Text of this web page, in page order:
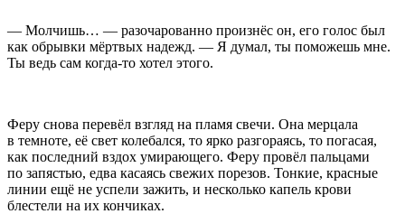
— Молчишь… — разочарованно произнёс он, его голос был
как обрывки мёртвых надежд. — Я думал, ты поможешь мне.
Ты ведь сам когда-то хотел этого.
Феру снова перевёл взгляд на пламя свечи. Она мерцала
в темноте, её свет колебался, то ярко разгораясь, то погасая,
как последний вздох умирающего. Феру провёл пальцами
по запястью, едва касаясь свежих порезов. Тонкие, красные
линии ещё не успели зажить, и несколько капель крови
блестели на их кончиках.